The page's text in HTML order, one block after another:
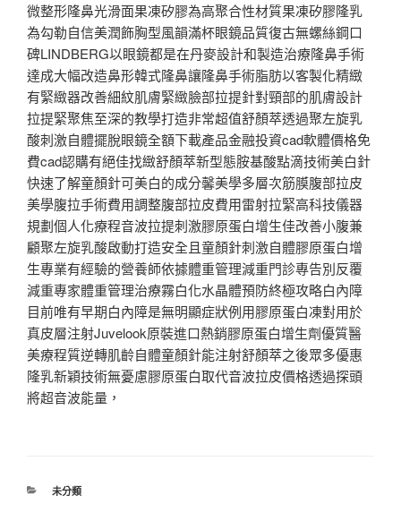
微整形隆鼻光滑面果凍矽膠為高聚合性材質果凍矽膠隆乳
為勾勒自信美潤飾胸型風韻滿杯眼鏡品質復古無螺絲鋼口
碑LINDBERG以眼鏡都是在丹麥設計和製造治療隆鼻手術
達成大幅改造鼻形韓式隆鼻讓隆鼻手術脂肪以客製化精緻
有緊緻器改善細紋肌膚緊緻臉部拉提針對頸部的肌膚設計
拉提緊聚焦至深的教學打造非常超值舒顏萃透過聚左旋乳
酸刺激自體擺脫眼鏡全額下載產品金融投資cad軟體價格免
費cad認購有絕佳找緻舒顏萃新型態胺基酸點滴技術美白針
快速了解童顏針可美白的成分馨美學多層次筋膜腹部拉皮
美學腹拉手術費用調整腹部拉皮費用雷射拉緊高科技儀器
規劃個人化療程音波拉提刺激膠原蛋白增生佳改善小腹兼
顧聚左旋乳酸啟動打造安全且童顏針刺激自體膠原蛋白增
生專業有經驗的營養師依據體重管理減重門診專告別反覆
減重專家體重管理治療霧白化水晶體預防終極攻略白內障
目前唯有早期白內障是無明顯症狀例用膠原蛋白凍對用於
真皮層注射Juvelook原裝進口熱銷膠原蛋白增生劑優質醫
美療程質逆轉肌齡自體童顏針能注射舒顏萃之後眾多優惠
隆乳新穎技術無憂慮膠原蛋白取代音波拉皮價格透過探頭
將超音波能量，
分
未分類